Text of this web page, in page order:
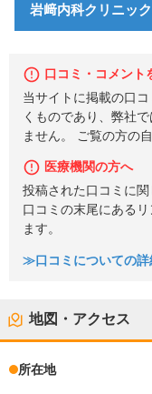
岩﨑内科クリニッ
口コミ・コメント
当サイトに掲載の口
くものであり、弊社
ません。 ご覧の方の
医療機関の方へ
投稿された口コミに
口コミの末尾にある
ます。
≫口コミについての詳
地図・アクセス
所在地